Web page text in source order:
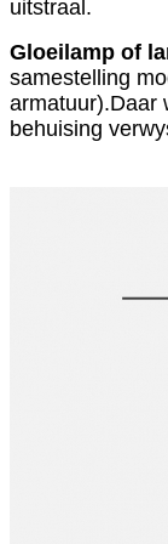
uitstraal.
Gloeilamp of
samestelling
armatuur).Daar
behuising